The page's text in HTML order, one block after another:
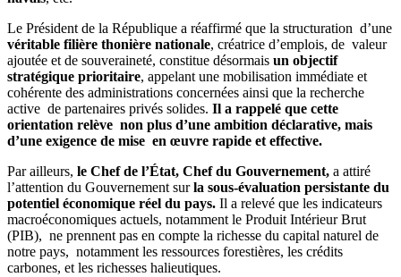
Le Président de la République a réaffirmé que la structuration d’une
véritable filière thonière nationale, créatrice d’emplois, de valeur
ajoutée et de souveraineté, constitue désormais un objectif
stratégique prioritaire, appelant une mobilisation immédiate et
cohérente des administrations concernées ainsi que la recherche
active de partenaires privés solides. Il a rappelé que cette
orientation relève non plus d’une ambition déclarative, mais
d’une exigence de mise en œuvre rapide et effective.
Par ailleurs, le Chef de l’État, Chef du Gouvernement, a attiré
l’attention du Gouvernement surla sous-évaluation persistante du
potentiel économique réel du pays. Il a relevé que les indicateurs
macroéconomiques actuels, notamment le Produit Intérieur Brut
(PIB), ne prennent pas en compte la richesse du capital naturel de
notre pays, notamment les ressources forestières, les crédits
carbones, et les richesses halieutiques.